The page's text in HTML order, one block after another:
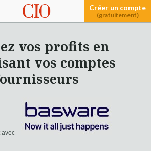
Créer un compte
(gratuitement)
vos profits en
vos comptes
avec